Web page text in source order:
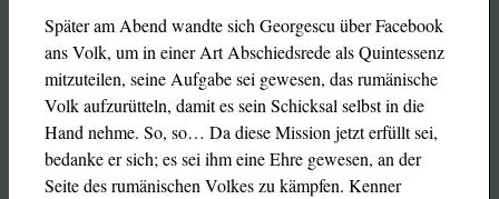
Später am Abend wandte sich Georgescu über Facebook
ans Volk, um in einer Art Abschiedsrede als Quintessenz
mitzuteilen, seine Aufgabe sei gewesen, das rumänische
Volk aufzurütteln, damit es sein Schicksal selbst in die
Hand nehme. So, so… Da diese Mission jetzt erfüllt sei,
bedanke er sich; es sei ihm eine Ehre gewesen, an der
Seite des rumänischen Volkes zu kämpfen. Kenner